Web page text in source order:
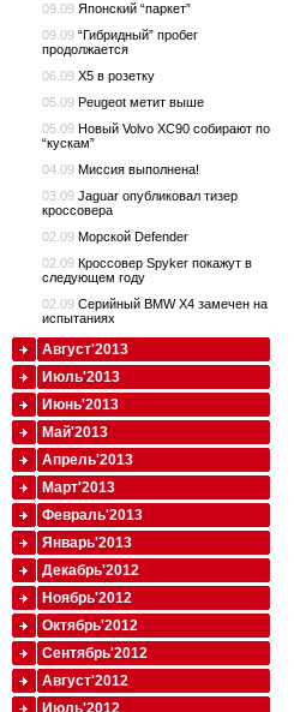
09.09 Японский “паркет”
09.09 “Гибридный” пробег
продолжается
06.09 X5 в розетку
05.09 Peugeot метит выше
05.09 Новый Volvo XC90 собирают по
“кускам”
04.09 Миссия выполнена!
03.09 Jaguar опубликовал тизер
кроссовера
02.09 Морской Defender
02.09 Кроссовер Spyker покажут в
следующем году
02.09 Серийный BMW X4 замечен на
испытаниях
Август'2013
Июль'2013
Июнь'2013
Май'2013
Апрель'2013
Март'2013
Февраль'2013
Январь'2013
Декабрь'2012
Ноябрь'2012
Октябрь'2012
Сентябрь'2012
Август'2012
Июль'2012